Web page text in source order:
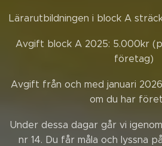
Lärarutbildningen i block A
Avgift block A 2025: 5.000kr
företag)
Avgift från och med januari
om du har
Under dessa dagar går vi
nr 14. Du får måla och lyssna